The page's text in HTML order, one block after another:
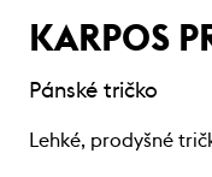
KARPOS
Pánské tričko
Lehké, prodyšné